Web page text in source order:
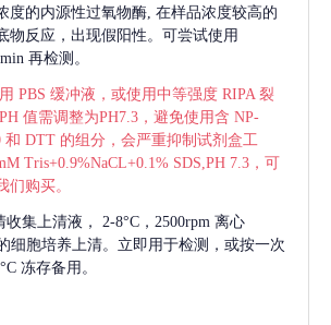
度的内源性过氧物酶, 在样品浓度较高的
物反应，出现假阳性。可尝试使用
再检测。
PBS 缓冲液，或使用中等强度 RIPA 裂
值需调整为PH7.3，避免使用含 NP-
和 DTT 的组分，会严重抑制试剂盒工
Tris+0.9%NaCL+0.1% SDS,PH 7.3，可
们购买。
集上清液，
2-8°C，2500rpm 离心
细胞培养上清。立即用于检测，或按一次
冻存备用。